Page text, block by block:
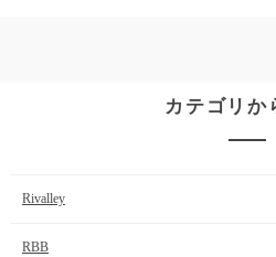
カテゴリか
Rivalley
RBB